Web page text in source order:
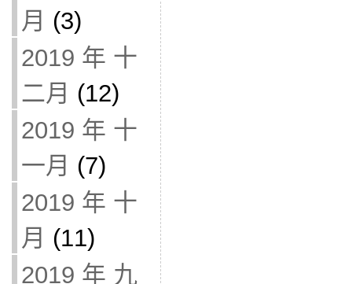
月 (3)
2019 年 十
二月 (12)
2019 年 十
一月 (7)
2019 年 十
月 (11)
2019 年 九